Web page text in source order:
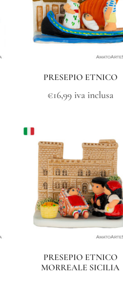
PRESEPIO ETNICO
€16,99 iva inclusa
PRESEPIO ETNICO
MORREALE SICILIA